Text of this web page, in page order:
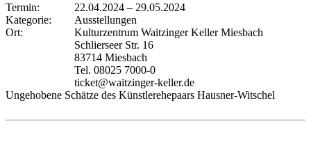
Termin: 22.04.2024 – 29.05.2024
Kategorie:
Ausstellungen
Ort:
Kulturzentrum Waitzinger Keller Miesbach
Schlierseer Str. 16
83714 Miesbach
Tel. 08025 7000-0
ticket@waitzinger-keller.de
Ungehobene Schätze des Künstlerehepaars Hausner-Witschel